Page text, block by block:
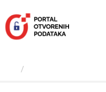
sadržaj